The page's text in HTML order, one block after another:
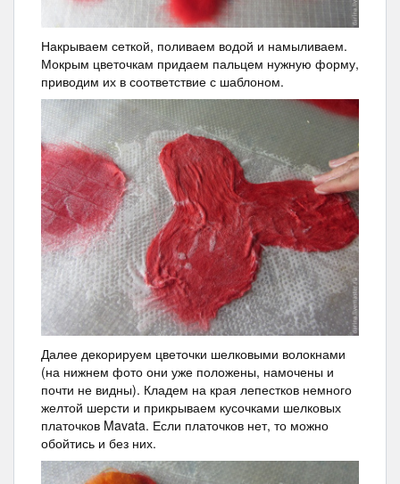
Накрываем сеткой, поливаем водой и намыливаем.
Мокрым цветочкам придаем пальцем нужную форму,
приводим их в соответствие с шаблоном.
Далее декорируем цветочки шелковыми волокнами
(на нижнем фото они уже положены, намочены и
почти не видны). Кладем на края лепестков немного
желтой шерсти и прикрываем кусочками шелковых
платочков Mavata. Если платочков нет, то можно
обойтись и без них.